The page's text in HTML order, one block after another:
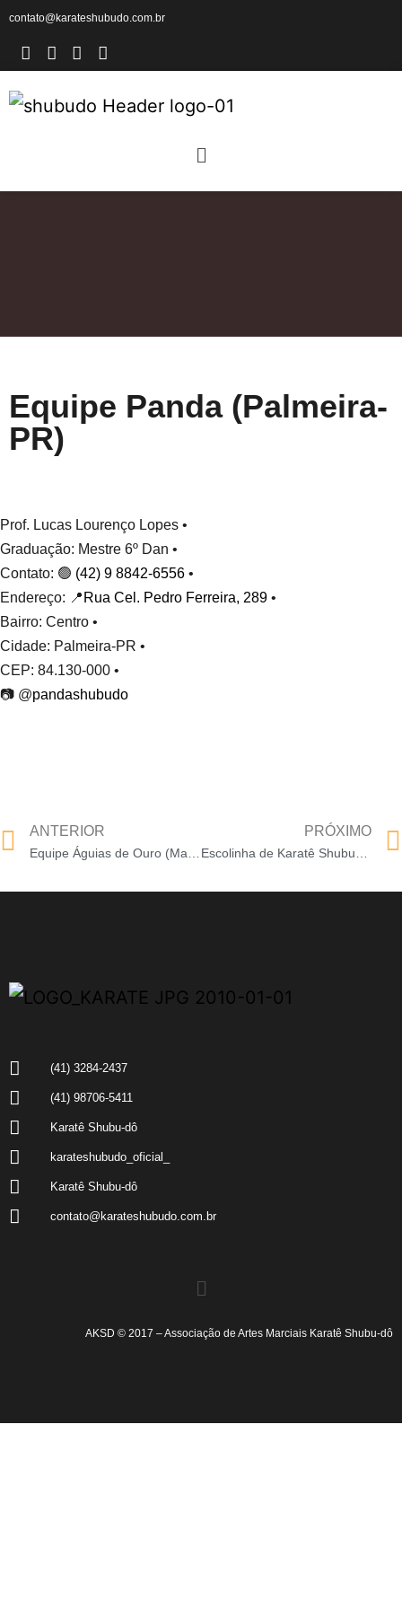
contato@karateshubudo.com.br
Equipe Panda (Palmeira-
PR)
Prof. Lucas Lourenço Lopes •
Graduação: Mestre 6º Dan •
Contato: 🟢 (42) 9 8842-6556 •
Endereço: 📍 Rua Cel. Pedro Ferreira, 289 •
Bairro: Centro •
Cidade: Palmeira-PR •
CEP: 84.130-000 •
📷 @pandashubudo
ANTERIOR
Equipe Águias de Ouro (Maringá-PR)
PRÓXIMO
Escolinha de Karatê Shubu-Dô (Lidianópolis-PR)
(41) 3284-2437
(41) 98706-5411
Karatê Shubu-dô
karateshubudo_oficial_
Karatê Shubu-dô
contato@karateshubudo.com.br
AKSD © 2017 – Associação de Artes Marciais Karatê Shubu-dô